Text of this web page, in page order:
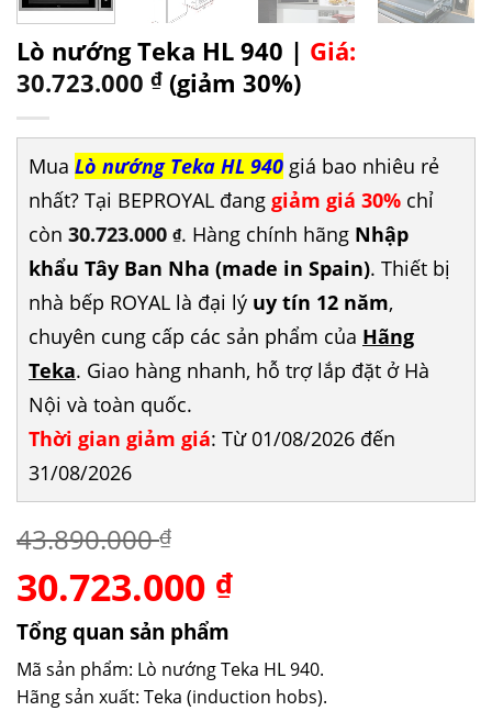
Lò nướng Teka HL 940 | Giá:
30.723.000 ₫ (giảm 30%)
Mua Lò nướng Teka HL 940 giá bao nhiêu rẻ
nhất? Tại BEPROYAL đang giảm giá 30% chỉ
còn 30.723.000 ₫. Hàng chính hãng Nhập
khẩu Tây Ban Nha (made in Spain). Thiết bị
nhà bếp ROYAL là đại lý uy tín 12 năm,
chuyên cung cấp các sản phẩm của Hãng
Teka. Giao hàng nhanh, hỗ trợ lắp đặt ở Hà
Nội và toàn quốc.
Thời gian giảm giá: Từ 01/08/2026 đến
31/08/2026
43.890.000₫
Giá
gốc
là:
43.890.000 ₫.
30.723.000 ₫Giá
là:
30.723.000 ₫.
Tổng quan sản phẩm
Mã sản phẩm: Lò nướng Teka HL 940.
Hãng sản xuất: Teka (induction hobs).